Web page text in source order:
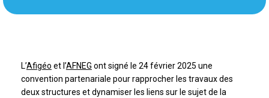
L’Afigéo et l’AFNEG ont signé le 24 février 2025 une
convention partenariale pour rapprocher les travaux des
deux structures et dynamiser les liens sur le sujet de la